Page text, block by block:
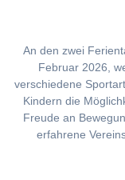
An den zwei
Februar 2026,
verschiedene
Kindern die
Freude an
erfahrene